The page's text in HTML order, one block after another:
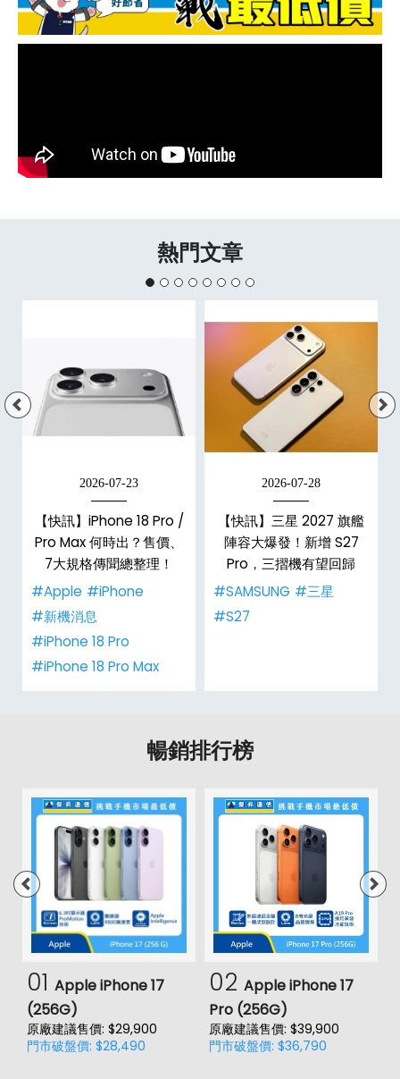
熱門文章
2026-07-23
【快訊】iPhone 18 Pro /
Pro Max 何時出？售價、
7大規格傳聞總整理！
#Apple #iPhone
#新機消息
#iPhone 18 Pro
#iPhone 18 Pro Max
2026-07-28
【快訊】三星 2027 旗艦
陣容大爆發！新增 S27
Pro，三摺機有望回歸
#SAMSUNG #三星
#S27
暢銷排行榜
01 Apple iPhone 17
(256G)
原廠建議售價: $29,900
門市破盤價: $28,490
02 Apple iPhone 17
Pro (256G)
原廠建議售價: $39,900
門市破盤價: $36,790